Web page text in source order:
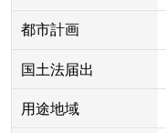
都市計画
国土法届出
用途地域